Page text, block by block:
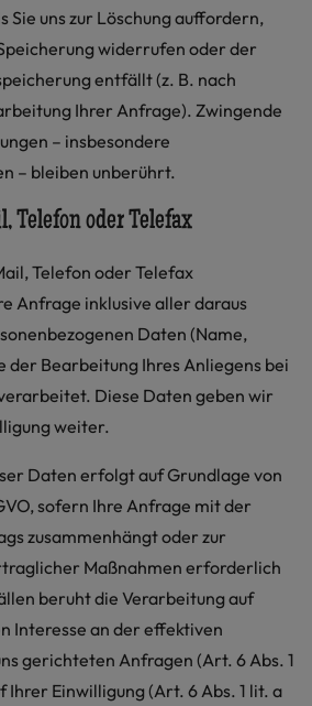
Sie uns zur Löschung auffordern,
widerrufen oder der
entfällt (z. B. nach
Ihrer Anfrage). Zwingende
– insbesondere
– bleiben unberührt.
Telefon oder Telefax
Telefon oder Telefax
Anfrage inklusive aller daraus
Daten (Name,
der Bearbeitung Ihres Anliegens bei
Diese Daten geben wir
weiter.
Daten erfolgt auf Grundlage von
sofern Ihre Anfrage mit der
zusammenhängt oder zur
Maßnahmen erforderlich
beruht die Verarbeitung auf
Interesse an der effektiven
gerichteten Anfragen (Art. 6 Abs. 1
Ihrer Einwilligung (Art. 6 Abs. 1 lit. a